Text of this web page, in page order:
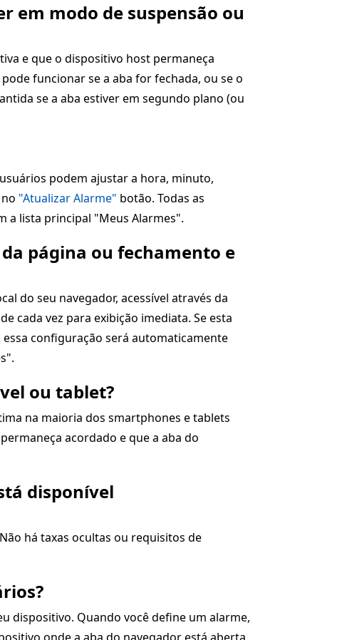
em modo de suspensão ou
e que o dispositivo host permaneça
funcionar se a aba for fechada, ou se o
se a aba estiver em segundo plano (ou
podem ajustar a hora, minuto,
"Atualizar Alarme" botão. Todas as
a lista principal "Meus Alarmes".
página ou fechamento e
do seu navegador, acessível através da
cada vez para exibição imediata. Se esta
configuração será automaticamente
ou tablet?
na maioria dos smartphones e tablets
acordado e que a aba do
disponível
há taxas ocultas ou requisitos de
dispositivo. Quando você define um alarme,